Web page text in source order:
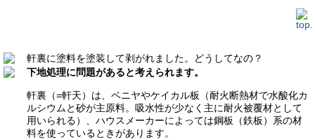
軒裏に塗料を塗装して剥がれました。どうしてなの？
下地処理に問題があると考えられます。
軒裏（=軒天）は、ベニヤやケイカル板（耐火断熱材で水酸化カ
ルシウムと砂が主原料。吸水性が少なく主に耐火被覆材として
用いられる）、ハウスメーカーによっては鋼板（鉄板）系の材
料を使っているときがあります。